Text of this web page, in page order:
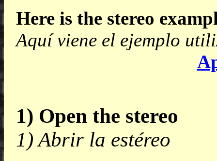
Here is the stereo
Aquí viene el ejemplo
1) Open the stereo
1) Abrir la estéreo